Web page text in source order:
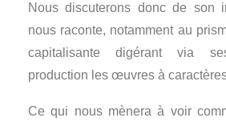
Nous discuterons donc de son
nous raconte, notamment au
capitalisante digérant via
production les œuvres à
Ce qui nous mènera à voir